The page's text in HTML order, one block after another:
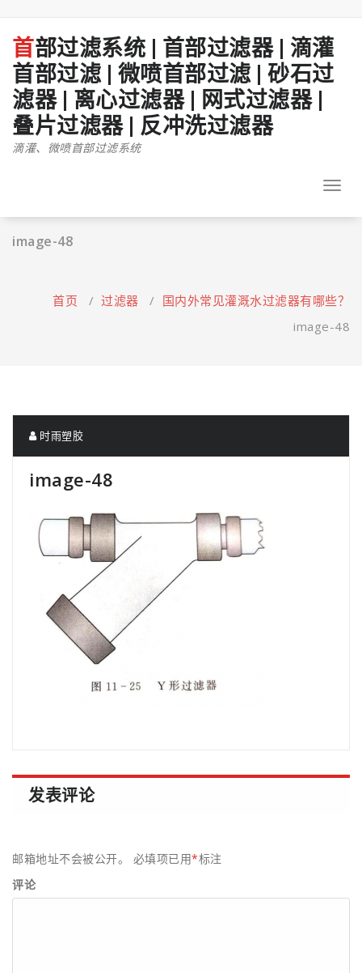
首部过滤系统 | 首部过滤器 | 滴灌
首部过滤 | 微喷首部过滤 | 砂石过
滤器 | 离心过滤器 | 网式过滤器 |
叠片过滤器 | 反冲洗过滤器
滴灌、微喷首部过滤系统
image-48
首页 / 过滤器 / 国内外常见灌溉水过滤器有哪些？
image-48
时雨塑胶
image-48
发表评论
邮箱地址不会被公开。 必填项已用*标注
评论